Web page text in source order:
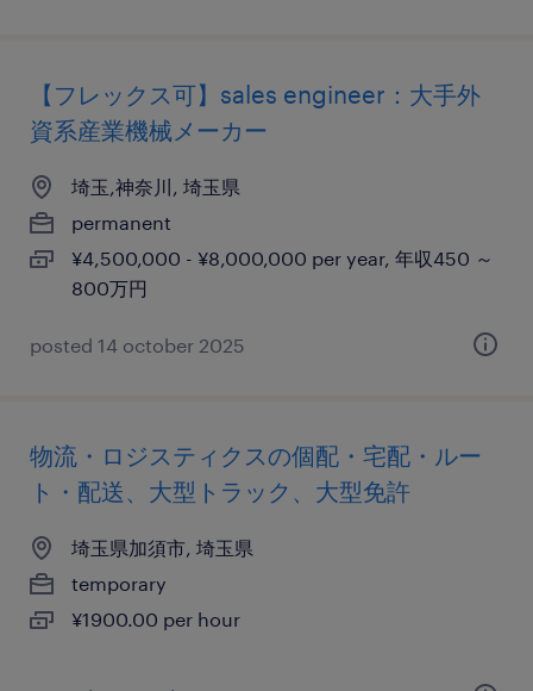
【フレックス可】sales engineer：大手外
資系産業機械メーカー
埼玉,神奈川, 埼玉県
permanent
¥4,500,000 - ¥8,000,000 per year, 年収450 ～
800万円
posted 14 october 2025
物流・ロジスティクスの個配・宅配・ルー
ト・配送、大型トラック、大型免許
埼玉県加須市, 埼玉県
temporary
¥1900.00 per hour